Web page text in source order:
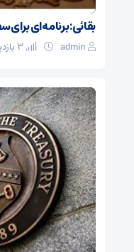
بقائی: برنامه‌ای برای
admin